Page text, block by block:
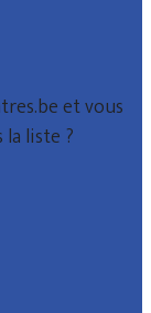
et vous
liste ?